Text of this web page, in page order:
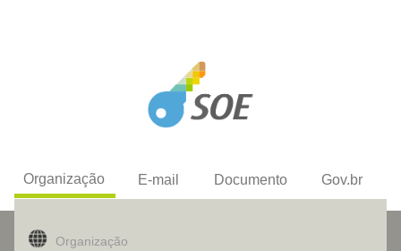
Organização E-mail Documento Gov.br